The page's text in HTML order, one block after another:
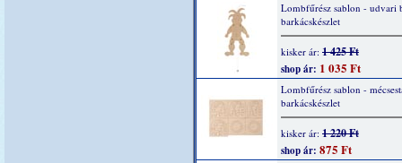
Lombfűrész sablon - udvari
barkácskészlet
kisker ár: 1 425 Ft
shop ár: 1 035 Ft
Lombfűrész sablon -
barkácskészlet
kisker ár: 1 220 Ft
shop ár: 875 Ft